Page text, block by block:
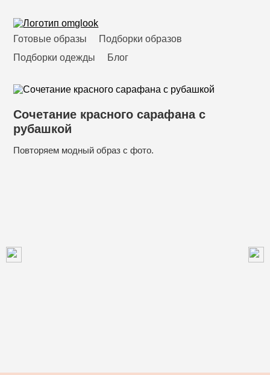
Готовые образы
Подборки образов
Подборки одежды
Блог
Сочетание красного сарафана с
рубашкой
Повторяем модный образ с фото.